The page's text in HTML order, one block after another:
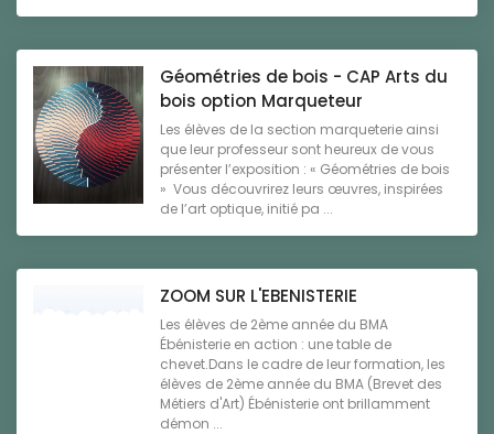
Géométries de bois - CAP Arts du
bois option Marqueteur
Les élèves de la section marqueterie ainsi
que leur professeur sont heureux de vous
présenter l’exposition : « Géométries de bois
» Vous découvrirez leurs œuvres, inspirées
de l’art optique, initié pa ...
ZOOM SUR L'EBENISTERIE
Les élèves de 2ème année du BMA
Ébénisterie en action : une table de
chevet.Dans le cadre de leur formation, les
élèves de 2ème année du BMA (Brevet des
Métiers d'Art) Ébénisterie ont brillamment
démon ...